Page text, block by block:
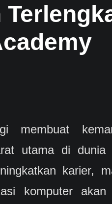
membuat
utama di dunia
karier,
komputer akan